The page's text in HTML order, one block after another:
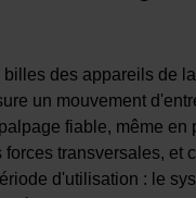
billes des appareils de
un mouvement
fiable, même en
forces transversales, et
d'utilisation : le